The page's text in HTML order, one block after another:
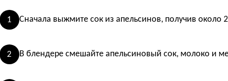
1 Сначала выжмите сок из апельсинов, получив около
2 В блендере смешайте апельсиновый сок, молоко и